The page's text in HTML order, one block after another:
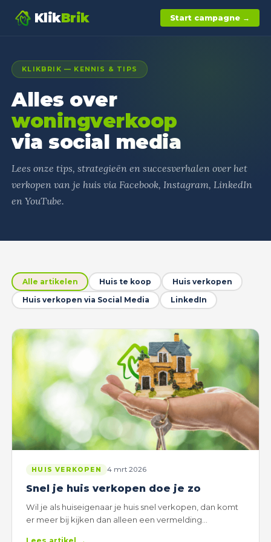
KlikBrik Start campagne →
KLIKBRIK — KENNIS & TIPS
Alles over
woningverkoop
via social media
Lees onze tips, strategieën en succesverhalen over het
verkopen van je huis via Facebook, Instagram, LinkedIn
en YouTube.
Alle artikelen Huis te koop Huis verkopen
Huis verkopen via Social Media LinkedIn
HUIS VERKOPEN 4 mrt 2026
Snel je huis verkopen doe je zo
Wil je als huiseigenaar je huis snel verkopen, dan komt
er meer bij kijken dan alleen een vermelding…